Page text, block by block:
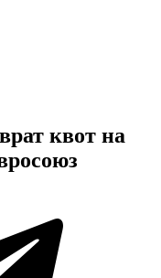
квот на